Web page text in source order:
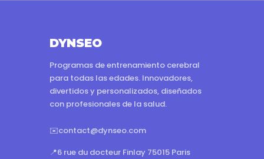
DYNSEO
Programas de entrenamiento cerebral
para todas las edades. Innovadores,
divertidos y personalizados, diseñados
con profesionales de la salud.
✉️contact@dynseo.com
📍6 rue du docteur Finlay 75015 Paris